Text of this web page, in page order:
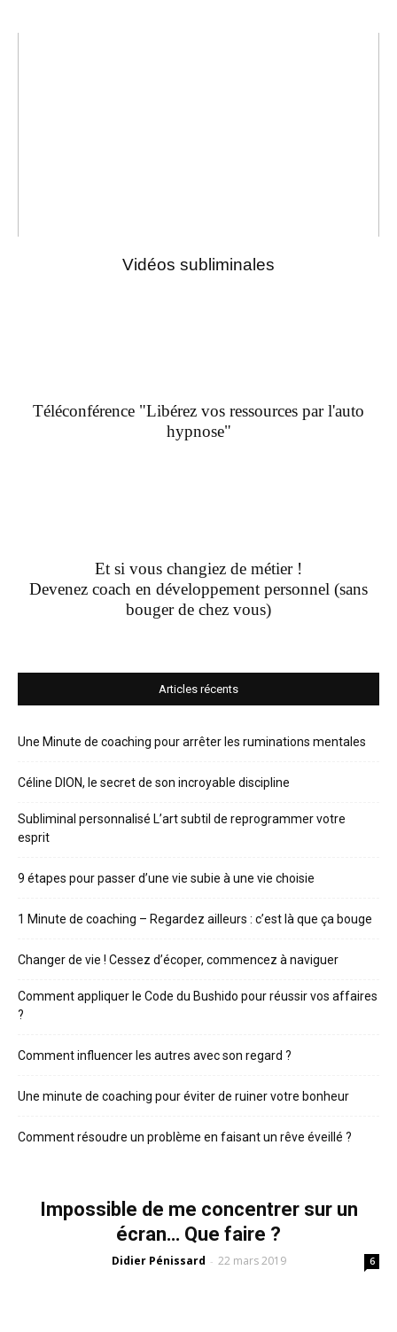
Vidéos subliminales
Téléconférence "Libérez vos ressources par l'auto
hypnose"
Et si vous changiez de métier !
Devenez coach en développement personnel (sans
bouger de chez vous)
Articles récents
Une Minute de coaching pour arrêter les ruminations mentales
Céline DION, le secret de son incroyable discipline
Subliminal personnalisé L’art subtil de reprogrammer votre
esprit
9 étapes pour passer d’une vie subie à une vie choisie
1 Minute de coaching – Regardez ailleurs : c’est là que ça bouge
Changer de vie ! Cessez d’écoper, commencez à naviguer
Comment appliquer le Code du Bushido pour réussir vos affaires
?
Comment influencer les autres avec son regard ?
Une minute de coaching pour éviter de ruiner votre bonheur
Comment résoudre un problème en faisant un rêve éveillé ?
Impossible de me concentrer sur un
écran… Que faire ?
Didier Pénissard - 22 mars 2019 6